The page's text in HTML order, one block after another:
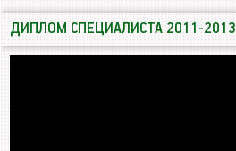
ДИПЛОМ СПЕЦИАЛИСТА 2011-2013